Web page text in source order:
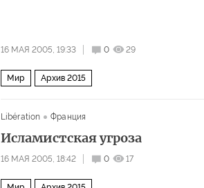
16 МАЯ 2005, 19:33 0 29
Мир Архив 2015
Libération Франция
Исламистская угроза
16 МАЯ 2005, 18:42 0 17